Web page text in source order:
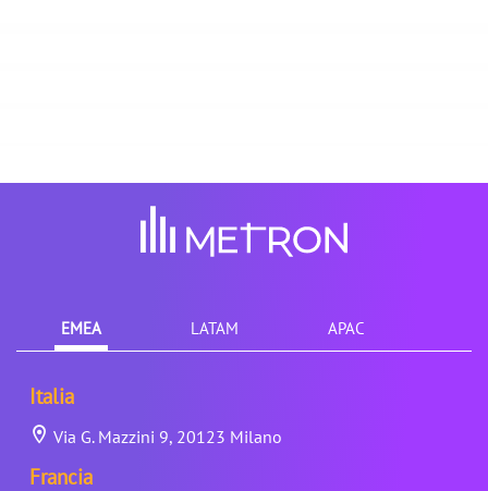
EMEA LATAM APAC
Italia
Via G. Mazzini 9, 20123 Milano
Francia